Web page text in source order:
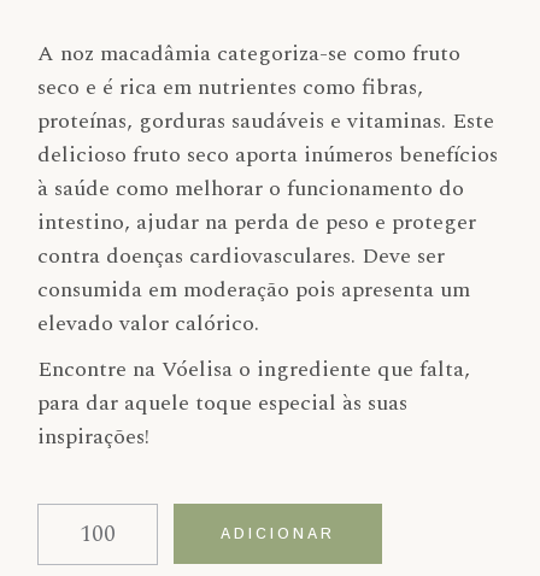
A noz macadâmia categoriza-se como fruto
seco e é rica em nutrientes como fibras,
proteínas, gorduras saudáveis e vitaminas. Este
delicioso fruto seco aporta inúmeros benefícios
à saúde como melhorar o funcionamento do
intestino, ajudar na perda de peso e proteger
contra doenças cardiovasculares. Deve ser
consumida em moderação pois apresenta um
elevado valor calórico.
Encontre na Vóelisa o ingrediente que falta,
para dar aquele toque especial às suas
inspirações!
Quantidade de Noz Macadâmia
ADICIONAR
Alternative: